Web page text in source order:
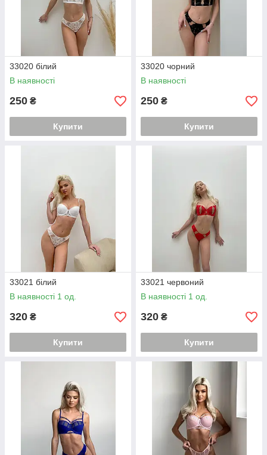
33020 білий
В наявності
250 ₴
Купити
33020 чорний
В наявності
250 ₴
Купити
33021 білий
В наявності 1 од.
320 ₴
Купити
33021 червоний
В наявності 1 од.
320 ₴
Купити